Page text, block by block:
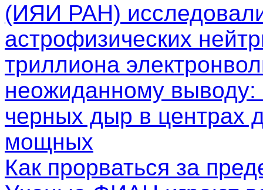
(ИЯИ РАН)
астрофизических
триллиона
неожиданному выводу:
черных дыр в центрах
мощных
Как прорваться за